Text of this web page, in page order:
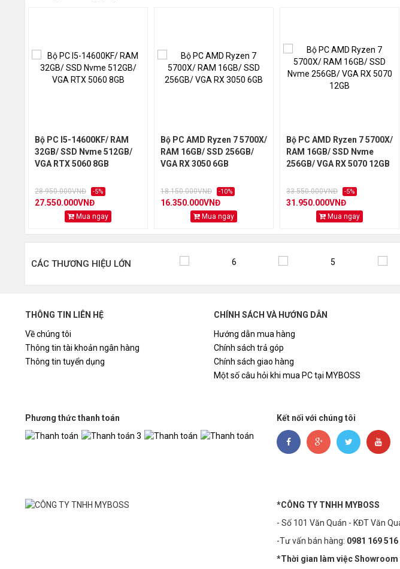
07 Nguồn AIGO VK650 - 650W 85%
08 Vỏ Case KENOO ESPORT MCK100 - Black
GIÁ BÁN:25.219.000đ
*KHUYẾN MÃI 1:
*KHUYẾN MẠI 2:
- TẶNG Bàn phím giả cơ DareU LK 145 RGB, TẶNG Chuột Logitech G102
*Tổng hợp các câu hỏi khi mua BỘ MÁY TÍNH (PC) tại MYBOSS: https://myboss.vn/
Bộ PC I5-14600KF/ RAM
32GB/ SSD Nvme 512GB/
VGA RTX 5060 8GB
28.950.000VNĐ -5%
27.550.000VNĐ
Mua ngay
Bộ PC AMD Ryzen 7 5700X/
RAM 16GB/ SSD 256GB/
VGA RX 3050 6GB
18.150.000VNĐ -10%
16.350.000VNĐ
Mua ngay
Bộ PC AMD Ryzen 7 5700X/
RAM 16GB/ SSD Nvme
256GB/ VGA RX 5070 12GB
33.550.000VNĐ -5%
31.950.000VNĐ
Mua ngay
CÁC THƯƠNG HIỆU LỚN
THÔNG TIN LIÊN HỆ
Về chúng tôi
Thông tin tài khoản ngân hàng
Thông tin tuyển dụng
CHÍNH SÁCH VÀ HƯỚNG DẪN
Hướng dẫn mua hàng
Chính sách trả góp
Chính sách giao hàng
Một số câu hỏi khi mua PC tại MYBOSS
Phương thức thanh toán Kết nối với chúng tôi
*CÔNG TY TNHH MYBOSS
- Số 101 Văn Quán - KĐT Văn
-Tư vấn bán hàng: 0981 169
*Thời gian làm việc Showroom